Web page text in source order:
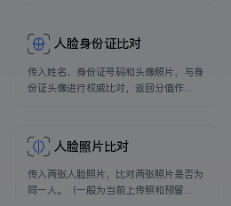
人脸身份证比对
传入姓名、身份证号码和头像照片，与身
份证头像进行权威比对，返回分值作...
人脸照片比对
传入两张人脸照片，比对两张照片是否为
同一人。（一般为当前上传照和预留...